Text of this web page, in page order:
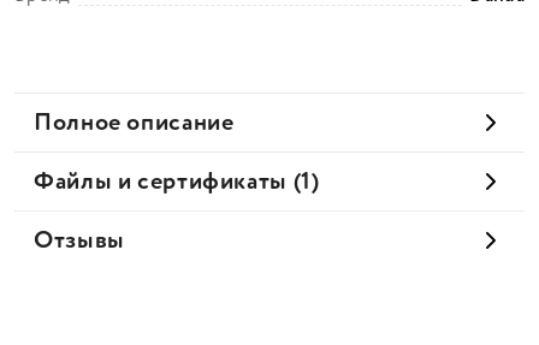
Полное описание
Файлы и сертификаты (1)
Отзывы